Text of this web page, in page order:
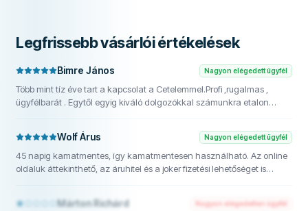
Legfrissebb vásárlói értékelések
Bimre János Nagyon elégedett ügyfél
Több mint tíz éve tart a kapcsolat a Cetelemmel.Profi ,rugalmas ,
ügyfélbarát . Egytől egyig kiváló dolgozókkal számunkra etalon
Wolf Árus Nagyon elégedett ügyfél
45 napig kamatmentes, így kamatmentesen használható. Az online
oldaluk áttekinthető, az áruhitel és a joker fizetési lehetőséget is
Márton Richárd Nagyon elégedetlen ügyfél